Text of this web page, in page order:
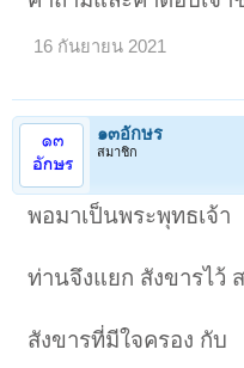
16 กันยายน 2021
๑๓อักษร
สมาชิก
พอมาเป็นพระพุทธเจ้า
ท่านจึงแยก สังขารไว้
สังขารที่มีใจครอง กับ